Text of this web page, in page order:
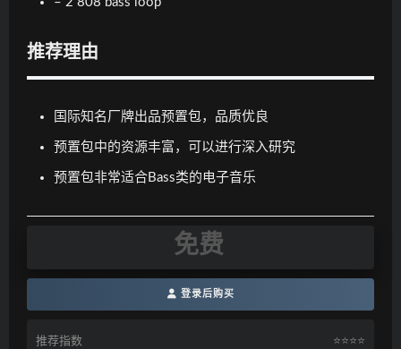
推荐理由
国际知名厂牌出品预置包，品质优良
预置包中的资源丰富，可以进行深入研究
预置包非常适合Bass类的电子音乐
免费
登录后购买
推荐指数 ⭐️⭐️⭐️⭐️